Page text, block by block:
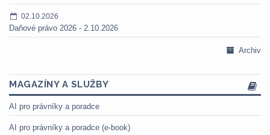
02.10.2026
Daňové právo 2026 - 2.10.2026
Archiv
MAGAZÍNY A SLUŽBY
AI pro právníky a poradce
AI pro právníky a poradce (e-book)